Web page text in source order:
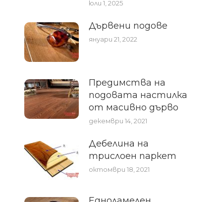
юли 1, 2025
Дървени подове
януари 21, 2022
Предимства на
подовата настилка
от масивно дърво
декември 14, 2021
Дебелина на
трислоен паркет
октомври 18, 2021